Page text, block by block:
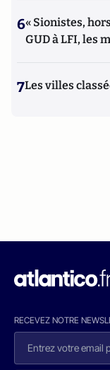
6« Sionistes,
GUD à LFI, les
7Les villes
RECEVEZ NOTRE